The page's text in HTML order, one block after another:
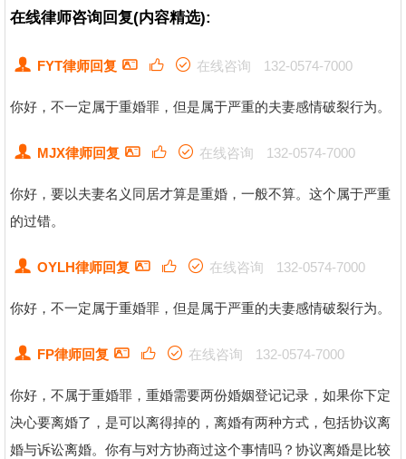
在线律师咨询回复(内容精选):
FYT律师回复 在线咨询 132-0574-7000
你好，不一定属于重婚罪，但是属于严重的夫妻感情破裂行为。
MJX律师回复 在线咨询 132-0574-7000
你好，要以夫妻名义同居才算是重婚，一般不算。这个属于严重
的过错。
OYLH律师回复 在线咨询 132-0574-7000
你好，不一定属于重婚罪，但是属于严重的夫妻感情破裂行为。
FP律师回复 在线咨询 132-0574-7000
你好，不属于重婚罪，重婚需要两份婚姻登记记录，如果你下定
决心要离婚了，是可以离得掉的，离婚有两种方式，包括协议离
婚与诉讼离婚。你有与对方协商过这个事情吗？协议离婚是比较